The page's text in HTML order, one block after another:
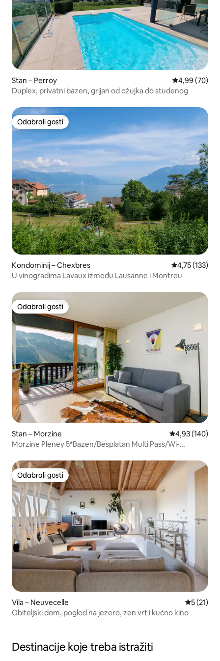
Stan – Perroy Prosječna
4,99 (70)
Duplex, privatni bazen, grijan od ožujka do studenog
Odabrali gosti
Odabrali gosti
Kondominij – Chexbres Prosječna
4,75 (133)
U vinogradima Lavaux između Lausanne i Montreu
Odabrali gosti
Odabrali gosti
Stan – Morzine Prosječna
4,93 (140)
Morzine Pleney 5*Bazen/Besplatan Multi Pass/Wi-
Odabrali gosti
Odabrali gosti
Vila – Neuvecelle Prosječna
5 (21)
Obiteljski dom, pogled na jezero, zen vrt i kućno kino
Destinacije koje treba istražiti